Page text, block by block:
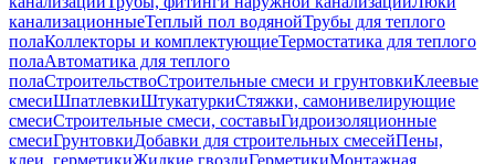
канализационныеТеплый пол водянойТрубы для теплого
полаКоллекторы и комплектующиеТермостатика для теплого
полаАвтоматика для теплого
полаСтроительствоСтроительные смеси и грунтовкиКлеевые
смесиШпатлевкиШтукатуркиСтяжки, самонивелирующие
смесиСтроительные смеси, составыГидроизоляционные
смесиГрунтовкиДобавки для строительных смесейПены,
клеи, герметикиЖидкие гвоздиГерметикиМонтажная